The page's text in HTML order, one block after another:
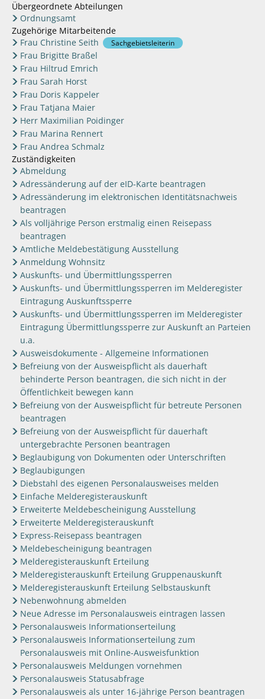
Übergeordnete Abteilungen
Ordnungsamt
Zugehörige Mitarbeitende
Frau Christine Seith
Sachgebietsleiterin
Frau Brigitte Braßel
Frau Hiltrud Emrich
Frau Sarah Horst
Frau Doris Kappeler
Frau Tatjana Maier
Herr Maximilian Poidinger
Frau Marina Rennert
Frau Andrea Schmalz
Zuständigkeiten
Abmeldung
Adressänderung auf der eID-Karte beantragen
Adressänderung im elektronischen Identitätsnachweis
beantragen
Als volljährige Person erstmalig einen Reisepass
beantragen
Amtliche Meldebestätigung Ausstellung
Anmeldung Wohnsitz
Auskunfts- und Übermittlungssperren
Auskunfts- und Übermittlungssperren im Melderegister
Eintragung Auskunftssperre
Auskunfts- und Übermittlungssperren im Melderegister
Eintragung Übermittlungssperre zur Auskunft an Parteien
u.a.
Ausweisdokumente - Allgemeine Informationen
Befreiung von der Ausweispflicht als dauerhaft
behinderte Person beantragen, die sich nicht in der
Öffentlichkeit bewegen kann
Befreiung von der Ausweispflicht für betreute Personen
beantragen
Befreiung von der Ausweispflicht für dauerhaft
untergebrachte Personen beantragen
Beglaubigung von Dokumenten oder Unterschriften
Beglaubigungen
Diebstahl des eigenen Personalausweises melden
Einfache Melderegisterauskunft
Erweiterte Meldebescheinigung Ausstellung
Erweiterte Melderegisterauskunft
Express-Reisepass beantragen
Meldebescheinigung beantragen
Melderegisterauskunft Erteilung
Melderegisterauskunft Erteilung Gruppenauskunft
Melderegisterauskunft Erteilung Selbstauskunft
Nebenwohnung abmelden
Neue Adresse im Personalausweis eintragen lassen
Personalausweis Informationserteilung
Personalausweis Informationserteilung zum
Personalausweis mit Online-Ausweisfunktion
Personalausweis Meldungen vornehmen
Personalausweis Statusabfrage
Personalausweis als unter 16-jährige Person beantragen